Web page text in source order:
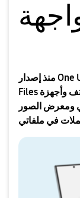
منذ إصدار One UI 6.0، تغيرت سلة المهملات في تطبيق My
Files على هواتف وأجهزة Galaxy اللوحية. يمكن للمستخدمين
ومعرض الصور